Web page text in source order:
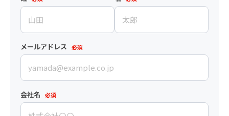
メールアドレス 必須
会社名 必須